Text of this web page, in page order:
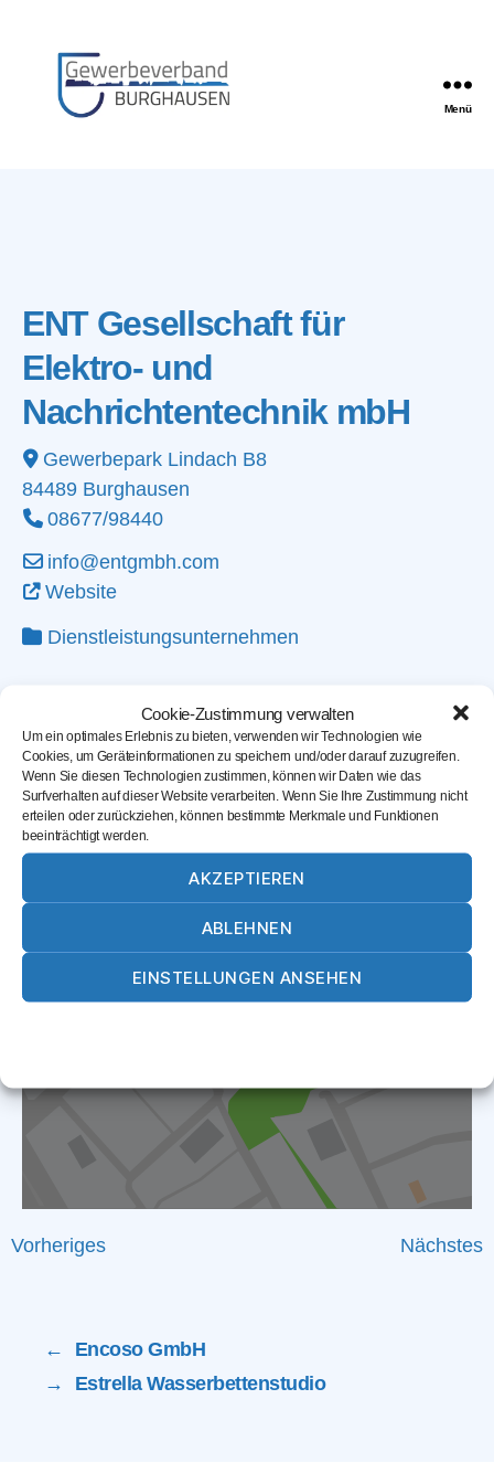
Cookie-Zustimmung verwalten
Um ein optimales Erlebnis zu bieten, verwenden wir Technologien wie
Cookies, um Geräteinformationen zu speichern und/oder darauf zuzugreifen.
Wenn Sie diesen Technologien zustimmen, können wir Daten wie das
Surfverhalten auf dieser Website verarbeiten. Wenn Sie Ihre Zustimmung nicht
erteilen oder zurückziehen, können bestimmte Merkmale und Funktionen
beeinträchtigt werden.
AKZEPTIEREN
ABLEHNEN
EINSTELLUNGEN ANSEHEN
Menü
ENT Gesellschaft für
Elektro- und
Nachrichtentechnik mbH
Gewerbepark Lindach B8
84489 Burghausen
08677/98440
info@entgmbh.com
Website
Dienstleistungsunternehmen
Karte laden
Vorheriges Nächstes
←
Encoso GmbH
→
Estrella Wasserbettenstudio